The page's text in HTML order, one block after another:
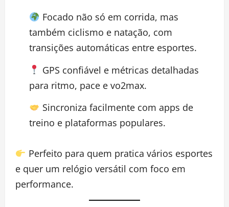
Focado não só em corrida, mas
também ciclismo e natação, com
transições automáticas entre esportes.
GPS confiável e métricas detalhadas
para ritmo, pace e vo2max.
Sincroniza facilmente com apps de
treino e plataformas populares.
Perfeito para quem pratica vários esportes
e quer um relógio versátil com foco em
performance.